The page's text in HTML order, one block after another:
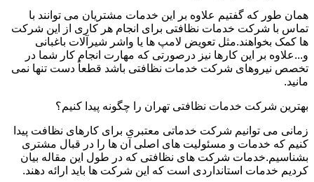
همان طور که گفتیم علاوه بر این خدمات مشتریان می توانند با
تماس با شرکت خدمات نظافتی برای انجام هر کاری از این شرکت
ها کمک بخواهند.مثل تعویض لامپ ها یا واشر شیرآلات باغبانی
و...علاوه بر این کارها نیز درصورتی که مهارت انجام کار شما در
تخصص نیروهای شرکت خدمات نظافتی باشد قطعاً دست تنها نمی
مانید.
بهترین شرکت خدمات نظافتی تهران را چگونه پیدا کنیم؟
زمانی می توانیم شرکت خدماتی معتبری برای کارهای نظافت پیدا
کنیم که خدمات و مسئولیت های اصلی آن ها را در قبال مشتری
بشناسیم.خدمات شرکت های نظافتی که در طول این مقاله بیان
کردیم خدمات استانداردی است که این شرکت ها باید ارائه دهند.